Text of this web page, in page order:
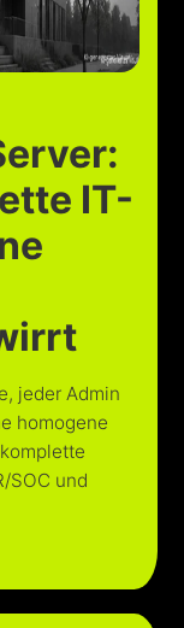
IT-
jeder Admin
homogene
SOC und